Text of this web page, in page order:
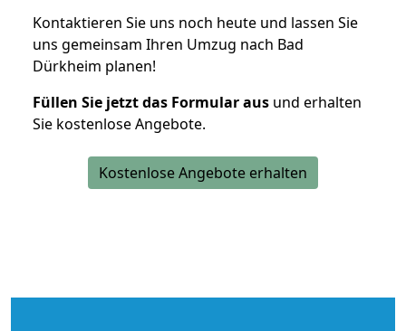
Kontaktieren Sie uns noch heute und lassen Sie
uns gemeinsam Ihren Umzug nach Bad
Dürkheim planen!
Füllen Sie jetzt das Formular aus und erhalten
Sie kostenlose Angebote.
Kostenlose Angebote erhalten